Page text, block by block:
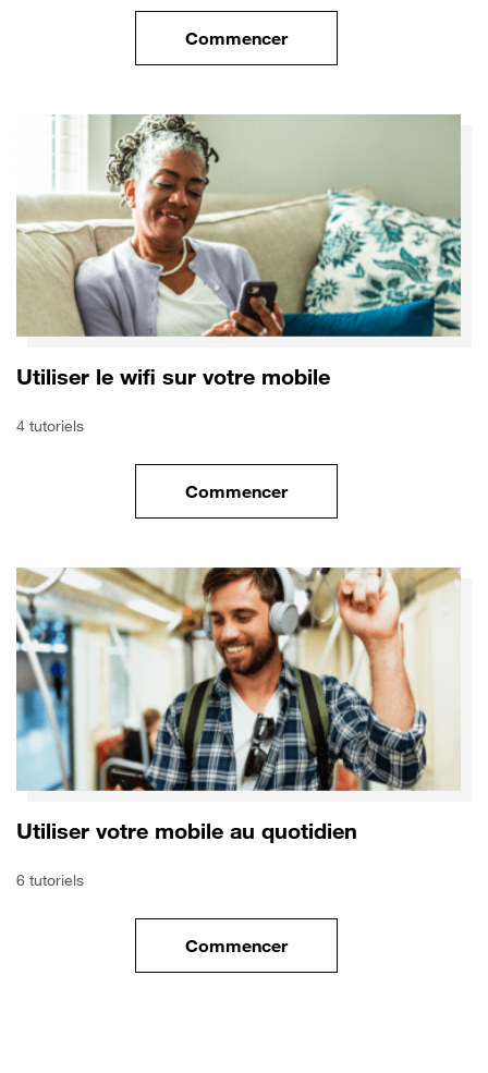
Commencerle tuto pour Sécuriser votre
Utiliser le wifi sur votre mobile
4 tutoriels
Commencerle tuto pour Utiliser le wifi sur
Utiliser votre mobile au quotidien
6 tutoriels
Commencerle tuto pour Utiliser votre